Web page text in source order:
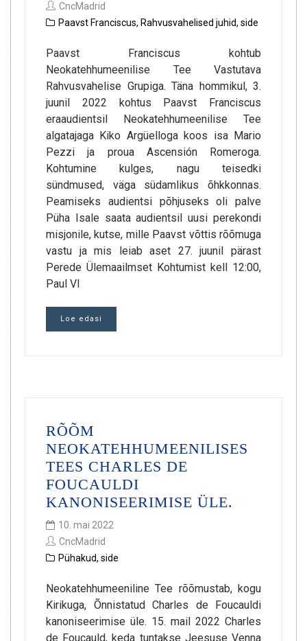
CncMadrid
Paavst Franciscus, Rahvusvahelised juhid, side
Paavst Franciscus kohtub
Neokatehhumeenilise Tee Vastutava
Rahvusvahelise Grupiga. Täna hommikul, 3.
juunil 2022 kohtus Paavst Franciscus
eraaudientsil Neokatehhumeenilise Tee
algatajaga Kiko Argüelloga koos isa Mario
Pezzi ja proua Ascensión Romeroga.
Kohtumine kulges, nagu teisedki
sündmused, väga südamlikus õhkkonnas.
Peamiseks audientsi põhjuseks oli palve
Püha Isale saata audientsil uusi perekondi
misjonile, kutse, mille Paavst võttis rõõmuga
vastu ja mis leiab aset 27. juunil pärast
Perede Ülemaailmset Kohtumist kell 12:00,
Paul VI
Loe edasi
RÕÕM
NEOKATEHHUMEENILISES
TEES CHARLES DE
FOUCAULDI
KANONISEERIMISE ÜLE.
10. mai 2022
CncMadrid
Pühakud, side
Neokatehhumeeniline Tee rõõmustab, kogu
Kirikuga, Õnnistatud Charles de Foucauldi
kanoniseerimise üle. 15. mail 2022 Charles
de Foucauld, keda tuntakse Jeesuse Venna